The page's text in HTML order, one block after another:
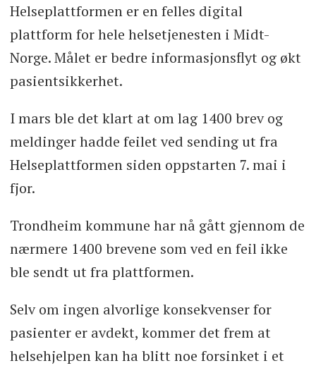
Helseplattformen er en felles digital
plattform for hele helsetjenesten i Midt-
Norge. Målet er bedre informasjonsflyt og økt
pasientsikkerhet.
I mars ble det klart at om lag 1400 brev og
meldinger hadde feilet ved sending ut fra
Helseplattformen siden oppstarten 7. mai i
fjor.
Trondheim kommune har nå gått gjennom de
nærmere 1400 brevene som ved en feil ikke
ble sendt ut fra plattformen.
Selv om ingen alvorlige konsekvenser for
pasienter er avdekt, kommer det frem at
helsehjelpen kan ha blitt noe forsinket i et